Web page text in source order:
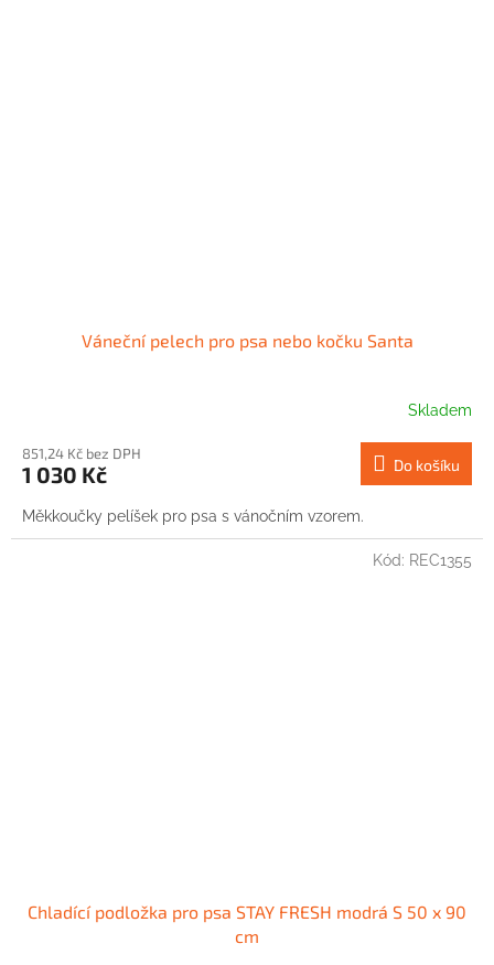
Váneční pelech pro psa nebo kočku Santa
Skladem
851,24 Kč bez DPH
1 030 Kč Do košíku
Měkkoučky pelíšek pro psa s vánočním vzorem.
Chladící podložka pro psa STAY FRESH modrá S 50 x 90
cm
Kód: REC1355